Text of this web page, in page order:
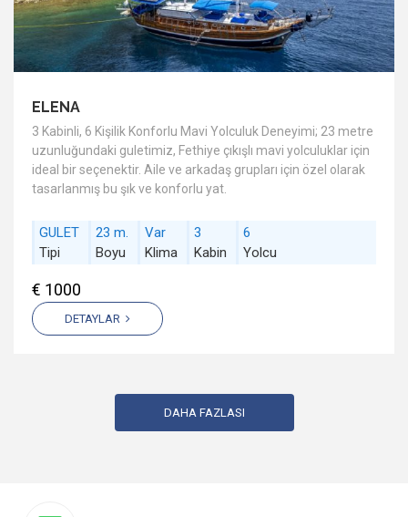
ELENA
3 Kabinli, 6 Kişilik Konforlu Mavi Yolculuk Deneyimi; 23 metre
uzunluğundaki guletimiz, Fethiye çıkışlı mavi yolculuklar için
ideal bir seçenektir. Aile ve arkadaş grupları için özel olarak
tasarlanmış bu şık ve konforlu yat.
GULET
Tipi
23 m.
Boyu
Var
Klima
3
Kabin
6
Yolcu
€ 1000
DETAYLAR
DAHA FAZLASI